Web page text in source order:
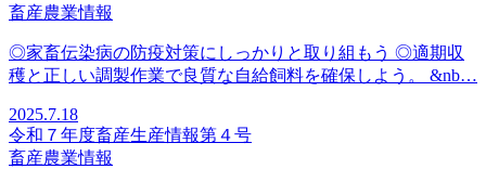
畜産農業情報
◎家畜伝染病の防疫対策にしっかりと取り組もう ◎適期収
穫と正しい調製作業で良質な自給飼料を確保しよう。 &nb…
2025.7.18
令和７年度畜産生産情報第４号
畜産農業情報